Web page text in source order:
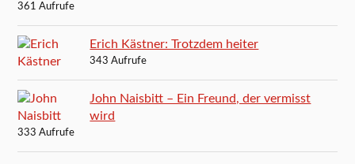
361 Aufrufe
Erich Kästner: Trotzdem heiter
343 Aufrufe
John Naisbitt – Ein Freund, der vermisst
wird
333 Aufrufe